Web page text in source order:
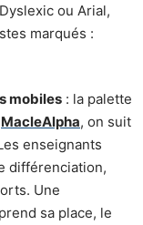
ou Arial,
marqués :
mobiles : la palette
MacleAlpha, on suit
enseignants
différenciation,
Une
sa place, le